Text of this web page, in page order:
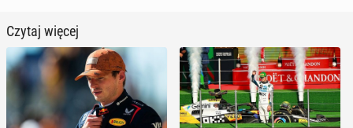
Czytaj więcej